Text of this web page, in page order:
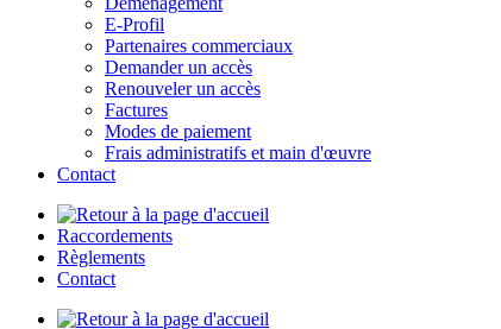
E-Profil
Partenaires commerciaux
Demander un accès
Renouveler un accès
Factures
Modes de paiement
Frais administratifs et main d'œuvre
Contact
Raccordements
Règlements
Contact